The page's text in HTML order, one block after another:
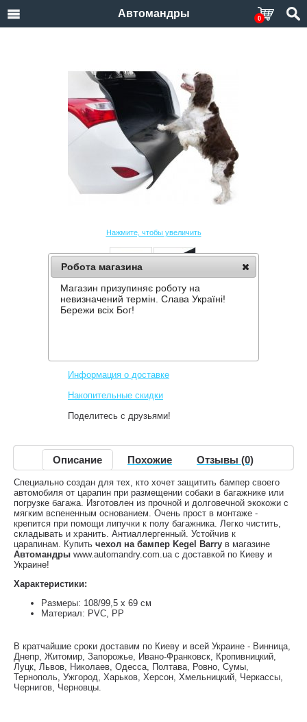
Автомандры 0
Нажмите, чтобы увеличить
ЧЕХОЛ НА БАМПЕР KEGEL BARRY
Информация о доставке
Накопительные скидки
Поделитесь с друзьями!
Описание Похожие Отзывы (0)
Специально создан для тех, кто хочет защитить бампер своего
автомобиля от царапин при размещении собаки в багажнике или
погрузке багажа. Изготовлен из прочной и долговечной экокожи с
мягким вспененным основанием. Очень прост в монтаже -
крепится при помощи липучки к полу багажника. Легко чистить,
складывать и хранить. Антиаллергенный. Устойчив к
царапинам. Купить чехол на бампер Kegel Barry в магазине
Автомандры www.automandry.com.ua с доставкой по Киеву и
Украине!
Характеристики:
Размеры: 108/99,5 х 69 см
Материал: PVC, PP
В кратчайшие сроки доставим по Киеву и всей Украине - Винница,
Днепр, Житомир, Запорожье, Ивано-Франковск, Кропивницкий,
Луцк, Львов, Николаев, Одесса, Полтава, Ровно, Сумы,
Тернополь, Ужгород, Харьков, Херсон, Хмельницкий, Черкассы,
Чернигов, Черновцы.
Робота магазина
Магазин призупиняє роботу на
невизначений термін. Слава Україні!
Бережи всіх Бог!